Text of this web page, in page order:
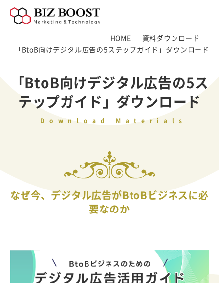
HOME
資料ダウンロード
「BtoB向けデジタル広告の5ステップガイド」ダウンロード
「BtoB向けデジタル広告の5ス
テップガイド」ダウンロード
Download Materials
なぜ今、デジタル広告がBtoBビジネスに必
要なのか